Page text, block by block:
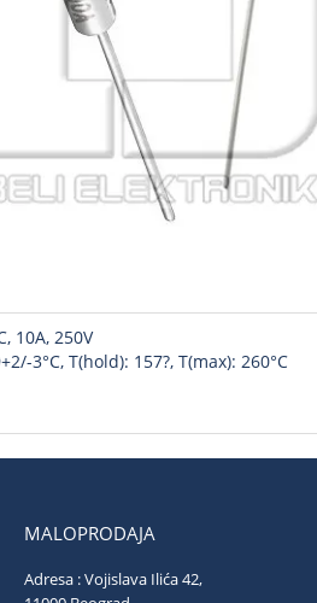
10A, 250V
3°C, T(hold): 157?, T(max): 260°C
MALOPRODAJA
Adresa : Vojislava Ilića 42,